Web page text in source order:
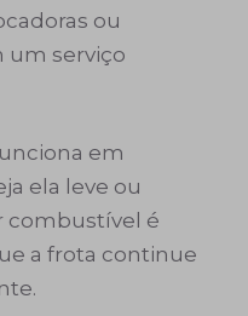
ou
um serviço
em
ela leve ou
combustível é
a frota continue